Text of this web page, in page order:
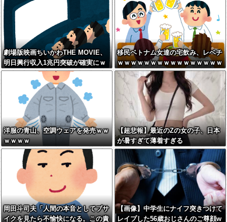
w w w w w w w w
劇場版映画ちいかわTHE MOVIE、
明日興行収入1兆円突破が確実にｗ
ｗｗｗｗｗｗｗｗｗｗｗｗ
移民ベトナム女達の宅飲み、レベチ
ｗｗｗｗｗｗｗｗｗｗｗｗｗｗｗｗ
ｗｗｗｗｗｗｗｗ
洋服の青山、空調ウェアを発売ｗｗ
ｗｗｗｗ
【超悲報】最近のZの女の子、日本
が暑すぎて薄着すぎる
岡田斗司夫「人間の本音としてブサ
イクを見たら不愉快になる。この責
【画像】中学生にナイフ突きつけて
レイプした56歳おじさんのご尊顔w